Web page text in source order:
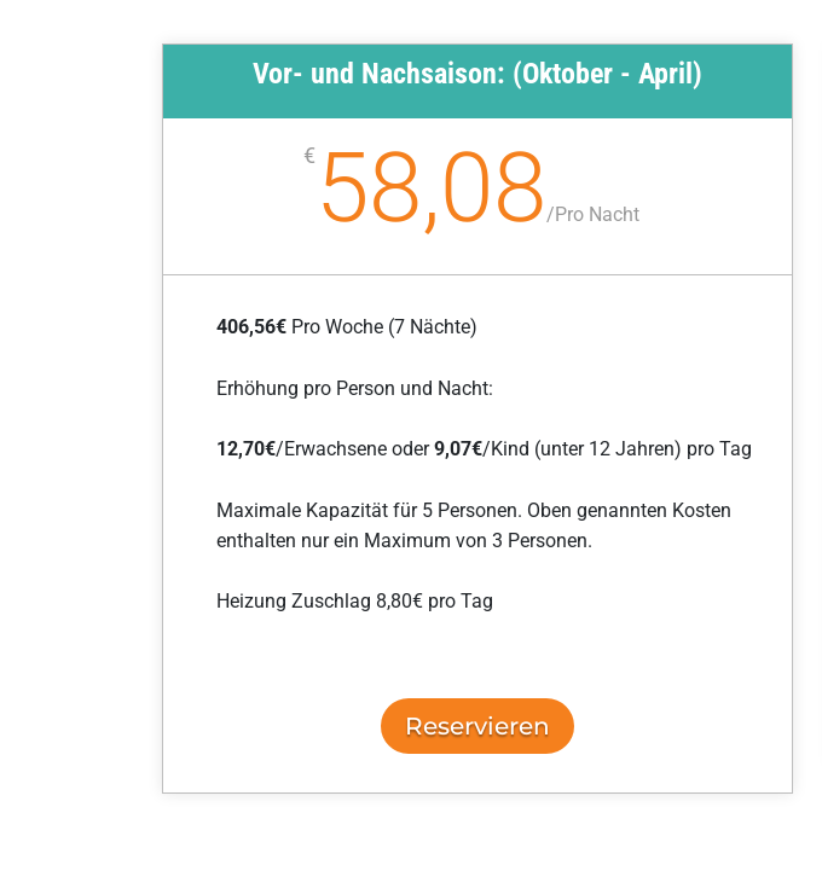
Vor- und Nachsaison: (Oktober - April)
€ 58,08/Pro Nacht
406,56€ Pro Woche (7 Nächte)
Erhöhung pro Person und Nacht:
12,70€/Erwachsene oder9,07€/Kind (unter 12 Jahren) pro Tag
Maximale Kapazität für 5 Personen. Oben genannten Kosten
enthalten nur ein Maximum von 3 Personen.
Heizung Zuschlag 8,80€ pro Tag
Reservieren